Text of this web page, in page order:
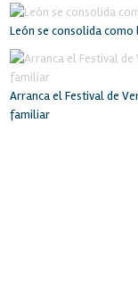
León se consolida
Arranca el Festival de
familiar